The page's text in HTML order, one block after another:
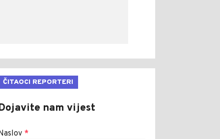
ČITAOCI REPORTERI
nam vijest
*